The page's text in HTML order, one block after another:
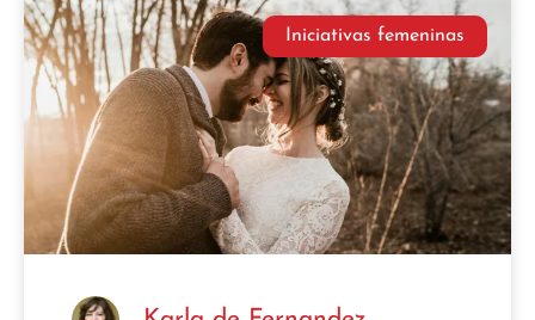
Iniciativas femeninas